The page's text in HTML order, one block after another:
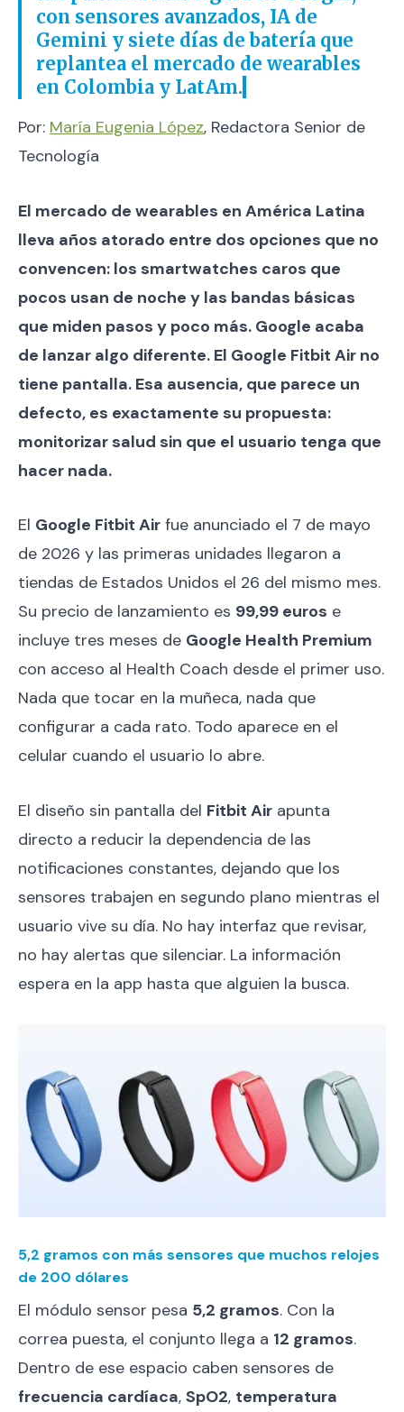
con sensores avanzados, IA de
Gemini y siete días de batería que
replantea el mercado de wearables
en Colombia y LatAm.
Por: María Eugenia López, Redactora Senior de
Tecnología
El mercado de wearables en América Latina
lleva años atorado entre dos opciones que no
convencen: los smartwatches caros que
pocos usan de noche y las bandas básicas
que miden pasos y poco más. Google acaba
de lanzar algo diferente. El Google Fitbit Air no
tiene pantalla. Esa ausencia, que parece un
defecto, es exactamente su propuesta:
monitorizar salud sin que el usuario tenga que
hacer nada.
El Google Fitbit Air fue anunciado el 7 de mayo
de 2026 y las primeras unidades llegaron a
tiendas de Estados Unidos el 26 del mismo mes.
Su precio de lanzamiento es 99,99 euros e
incluye tres meses de Google Health Premium
con acceso al Health Coach desde el primer uso.
Nada que tocar en la muñeca, nada que
configurar a cada rato. Todo aparece en el
celular cuando el usuario lo abre.
El diseño sin pantalla del Fitbit Air apunta
directo a reducir la dependencia de las
notificaciones constantes, dejando que los
sensores trabajen en segundo plano mientras el
usuario vive su día. No hay interfaz que revisar,
no hay alertas que silenciar. La información
espera en la app hasta que alguien la busca.
5,2 gramos con más sensores que muchos relojes
de 200 dólares
El módulo sensor pesa 5,2 gramos. Con la
correa puesta, el conjunto llega a 12 gramos.
Dentro de ese espacio caben sensores de
frecuencia cardíaca, SpO2, temperatura